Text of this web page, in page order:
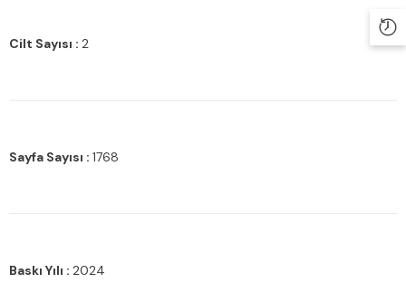
Cilt Sayısı : 2
Sayfa Sayısı : 1768
Baskı Yılı : 2024